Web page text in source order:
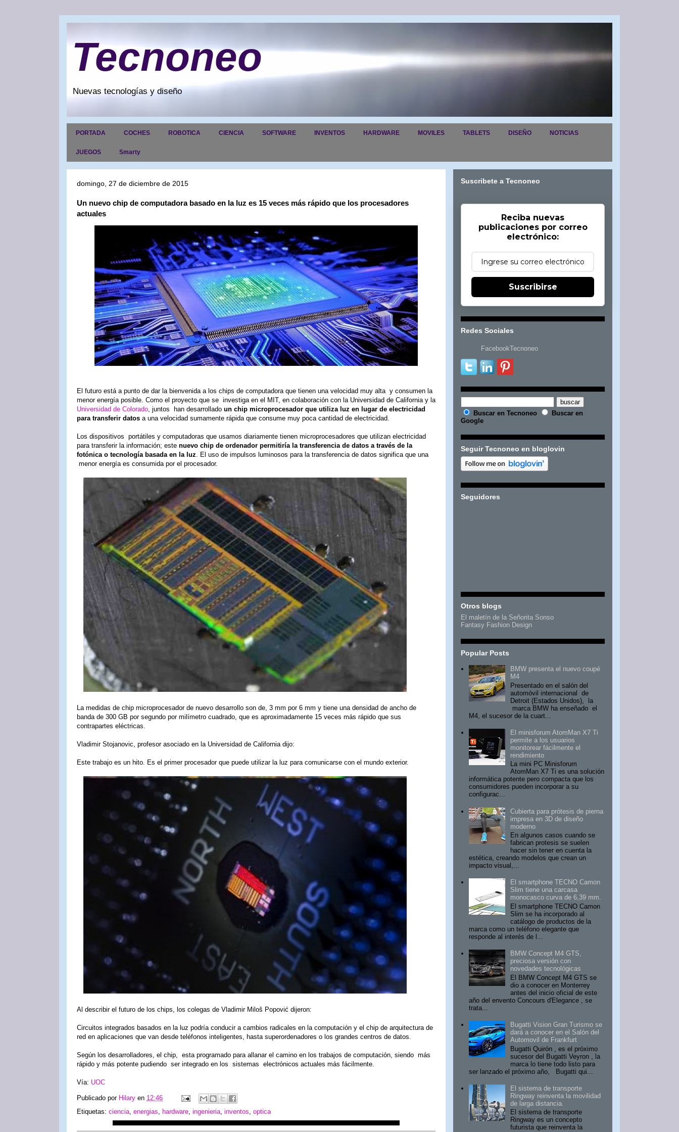
Tecnoneo
Nuevas tecnologías y diseño
PORTADA COCHES ROBOTICA CIENCIA SOFTWARE INVENTOS HARDWARE MOVILES TABLETS DISEÑO NOTICIAS
JUEGOS Smarty
domingo, 27 de diciembre de 2015
Un nuevo chip de computadora basado en la luz es 15 veces más rápido que los procesadores
actuales
El futuro está a punto de dar la bienvenida a los chips de computadora que tienen una velocidad muy alta y consumen la
menor energía posible. Como el proyecto que se investiga en el MIT, en colaboración con la Universidad de California y la
Universidad de Colorado, juntos han desarrollado un chip microprocesador que utiliza luz en lugar de electricidad
para transferir datos a una velocidad sumamente rápida que consume muy poca cantidad de electricidad.
Los dispositivos portátiles y computadoras que usamos diariamente tienen microprocesadores que utilizan electricidad
para transferir la información; este nuevo chip de ordenador permitiría la transferencia de datos a través de la
fotónica o tecnología basada en la luz. El uso de impulsos luminosos para la transferencia de datos significa que una
menor energía es consumida por el procesador.
La medidas de chip microprocesador de nuevo desarrollo son de, 3 mm por 6 mm y tiene una densidad de ancho de
banda de 300 GB por segundo por milímetro cuadrado, que es aproximadamente 15 veces más rápido que sus
contrapartes eléctricas.
Vladimir Stojanovic, profesor asociado en la Universidad de California dijo:
Este trabajo es un hito. Es el primer procesador que puede utilizar la luz para comunicarse con el mundo exterior.
Al describir el futuro de los chips, los colegas de Vladimir Miloš Popović dijeron:
Circuitos integrados basados ​​en la luz podría conducir a cambios radicales en la computación y el chip de arquitectura de
red en aplicaciones que van desde teléfonos inteligentes, hasta superordenadores o los grandes centros de datos.
Según los desarrolladores, el chip, esta programado para allanar el camino en los trabajos de computación, siendo más
rápido y más potente pudiendo ser integrado en los sistemas electrónicos actuales más fácilmente.
Vía: UOC
Publicado por Hilary en 12:46
Etiquetas: ciencia, energias, hardware, ingenieria, inventos, optica
Suscribete a Tecnoneo
Reciba nuevas
publicaciones por correo
electrónico:
Suscribirse
Redes Sociales
FacebookTecnoneo
Buscar en Tecnoneo
Buscar en
Google
Seguir Tecnoneo en bloglovin
Seguidores
Otros blogs
El maletín de la Señorita Sonso
Fantasy Fashion Design
Popular Posts
BMW presenta el nuevo coupé
M4
Presentado en el salón del
automóvil internacional de
Detroit (Estados Unidos), la
marca BMW ha enseñado el
M4, el sucesor de la cuart...
El minisforum AtomMan X7 Ti
permite a los usuarios
monitorear fácilmente el
rendimiento
La mini PC Minisforum
AtomMan X7 Ti es una solución
informática potente pero compacta que los
consumidores pueden incorporar a su
configurac...
Cubierta para prótesis de pierna
impresa en 3D de diseño
moderno
En algunos casos cuando se
fabrican protesis se suelen
hacer sin tener en cuenta la
estética, creando modelos que crean un
impacto visual,...
El smartphone TECNO Camon
Slim tiene una carcasa
monocasco curva de 6,39 mm.
El smartphone TECNO Camon
Slim se ha incorporado al
catálogo de productos de la
marca como un teléfono elegante que
responde al interés de l...
BMW Concept M4 GTS,
preciosa versión con
novedades tecnológicas
El BMW Concept M4 GTS se
dio a conocer en Monterrey
antes del inicio oficial de este
año del envento Concours d'Elegance , se
trata...
Bugatti Vision Gran Turismo se
dará a conocer en el Salón del
Automovil de Frankfurt
Bugatti Quirón , es el próximo
sucesor del Bugatti Veyron , la
marca lo tiene todo listo para
ser lanzado el próximo año, Bugatti qui...
El sistema de transporte
Ringway reinventa la movilidad
de larga distancia.
El sistema de transporte
Ringway es un concepto
futurista que reinventa la